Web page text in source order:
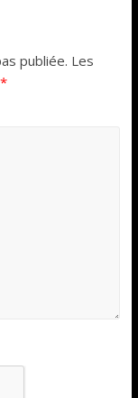
publiée. Les
*